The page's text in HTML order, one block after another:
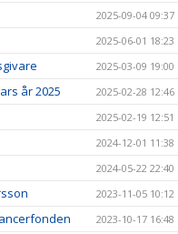
2025-09-04 09:37
2025-06-01 18:23
2025-03-09 19:00
år 2025 2025-02-28 12:46
2025-02-19 12:51
2024-12-01 11:38
2024-05-22 22:40
2023-11-05 10:12
2023-10-17 16:48